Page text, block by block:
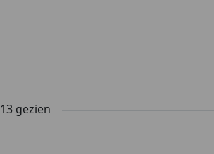
13gezien